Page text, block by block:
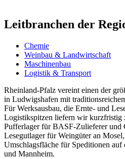
Leitbranchen der
Chemie
Weinbau & Landwirtschaft
Maschinenbau
Logistik & Transport
Rheinland-Pfalz vereint einen der
in Ludwigshafen mit
Für Werksausbau, die Ernte- und
Logistikspitzen liefern wir kurzfristig
Pufferlager für BASF-Zulieferer und
Lesegutlager für Weingüter an
Umschlagsfläche für Speditionen
und Mannheim.